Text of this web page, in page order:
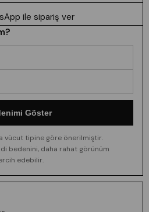
ile sipariş ver
Göster
vücut tipine göre önerilmiştir.
bedenini, daha rahat görünüm
edebilir.